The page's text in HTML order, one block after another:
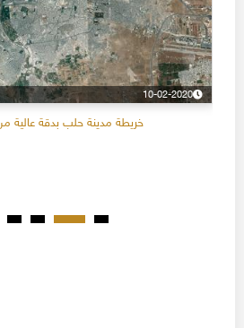
10-02-2020
خريطة مدينة حلب بدقة عالية من Google Earth